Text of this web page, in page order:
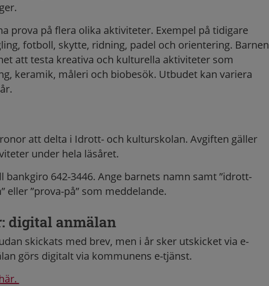
prova på flera olika aktiviteter. Exempel på tidigare
fotboll, skytte, ridning, padel och orientering. Barnen
att testa kreativa och kulturella aktiviteter som
keramik, måleri och biobesök. Utbudet kan variera
att delta i Idrott- och kulturskolan. Avgiften gäller
under hela läsåret.
bankgiro 642-3446. Ange barnets namn samt ”idrott-
eller ”prova-på” som meddelande.
digital anmälan
skickats med brev, men i år sker utskicket via e-
görs digitalt via kommunens e-tjänst.